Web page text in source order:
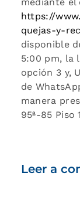
https://
quejas-y-
disponible
5:00 pm, la
opción 3 y,
de
manera
95ª-85 Piso
Leer a